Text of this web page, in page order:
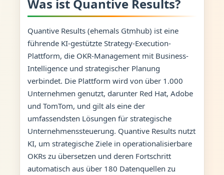
Was ist Quantive Results?
Quantive Results (ehemals Gtmhub) ist eine
führende KI-gestützte Strategy-Execution-
Plattform, die OKR-Management mit Business-
Intelligence und strategischer Planung
verbindet. Die Plattform wird von über 1.000
Unternehmen genutzt, darunter Red Hat, Adobe
und TomTom, und gilt als eine der
umfassendsten Lösungen für strategische
Unternehmenssteuerung. Quantive Results nutzt
KI, um strategische Ziele in operationalisierbare
OKRs zu übersetzen und deren Fortschritt
automatisch aus über 180 Datenquellen zu